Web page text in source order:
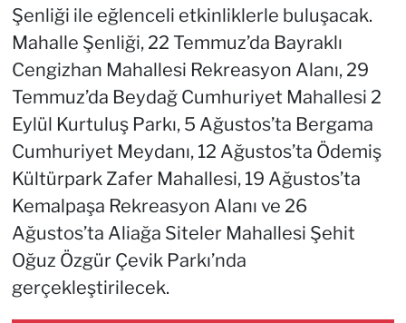
Şenliği ile eğlenceli etkinliklerle buluşacak.
Mahalle Şenliği, 22 Temmuz’da Bayraklı
Cengizhan Mahallesi Rekreasyon Alanı, 29
Temmuz’da Beydağ Cumhuriyet Mahallesi 2
Eylül Kurtuluş Parkı, 5 Ağustos’ta Bergama
Cumhuriyet Meydanı, 12 Ağustos’ta Ödemiş
Kültürpark Zafer Mahallesi, 19 Ağustos’ta
Kemalpaşa Rekreasyon Alanı ve 26
Ağustos’ta Aliağa Siteler Mahallesi Şehit
Oğuz Özgür Çevik Parkı’nda
gerçekleştirilecek.